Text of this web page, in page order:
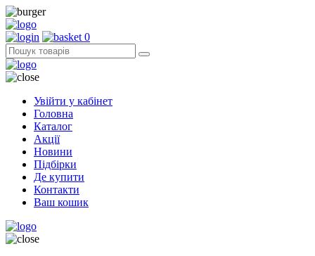
0
Увійти у кабінет
Головна
Каталог
Акції
Новини
Підбірки
Де купити
Контакти
Ваш кошик